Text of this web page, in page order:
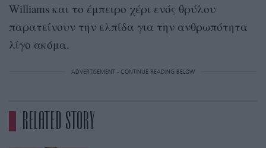
Williams και το έμπειρο χέρι ενός θρύλου
παρατείνουν την ελπίδα για την ανθρωπότητα
λίγο ακόμα.
ADVERTISEMENT - CONTINUE READING BELOW
RELATED STORY